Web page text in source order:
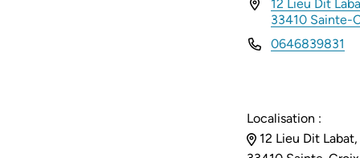
INFOS UTILES
12 Lieu Dit
33410 Sainte-
0646839831
Localisation :
12 Lieu Dit Labat,